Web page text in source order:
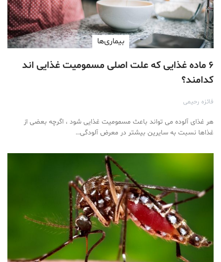
بیماری‌ها
۶ ماده غذایی که علت اصلی مسمومیت غذایی اند
کدامند؟
فائزه رحیمی
هر غذای آلوده می تواند باعث مسمومیت غذایی شود ، اگرچه بعضی از
غذاها نسبت به سایرین بیشتر در معرض آلودگی…